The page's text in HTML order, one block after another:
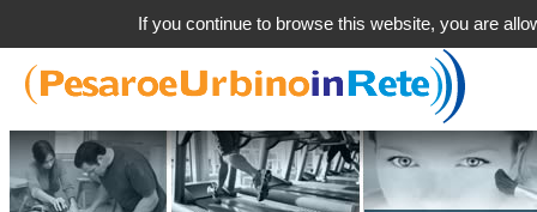
If you continue to browse this website, you are